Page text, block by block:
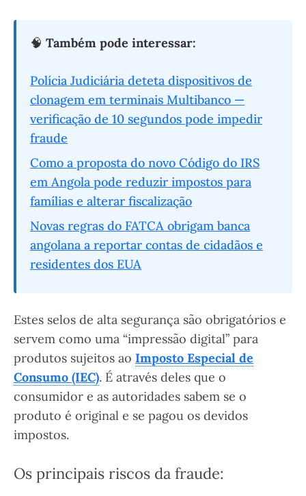
🧠 Também pode interessar:
Polícia Judiciária deteta dispositivos de
clonagem em terminais Multibanco —
verificação de 10 segundos pode impedir
fraude
Como a proposta do novo Código do IRS
em Angola pode reduzir impostos para
famílias e alterar fiscalização
Novas regras do FATCA obrigam banca
angolana a reportar contas de cidadãos e
residentes dos EUA
Estes selos de alta segurança são obrigatórios e
servem como uma “impressão digital” para
produtos sujeitos ao Imposto Especial de
Consumo (IEC). É através deles que o
consumidor e as autoridades sabem se o
produto é original e se pagou os devidos
impostos.
Os principais riscos da fraude: